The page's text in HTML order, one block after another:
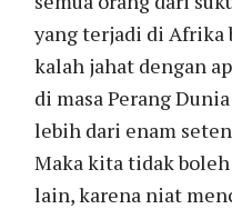
yang terjadi di Afrika
kalah jahat dengan
di masa Perang
lebih dari enam
Maka kita tidak
lain, karena niat